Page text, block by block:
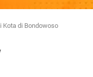
Kota di Bondowoso